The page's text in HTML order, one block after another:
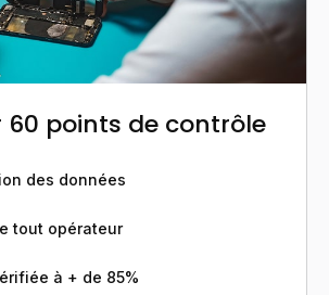
60 points de contrôle
des données
tout opérateur
à + de 85%